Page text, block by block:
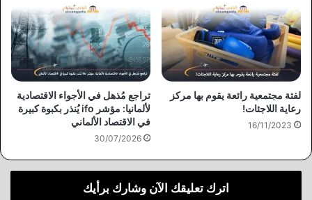
لفتة مجتمعية رائعة يقوم بها مركز
رعاية اللاجئات!
16/11/2023
تراجع مُذهل في الأجواء الاقتصادية
لألمانيا: مؤشر ifo يُنذر بكبوة كبيرة
في الاقتصاد الألماني
30/07/2026
اترك تعليقك الآن وشارك برأيك